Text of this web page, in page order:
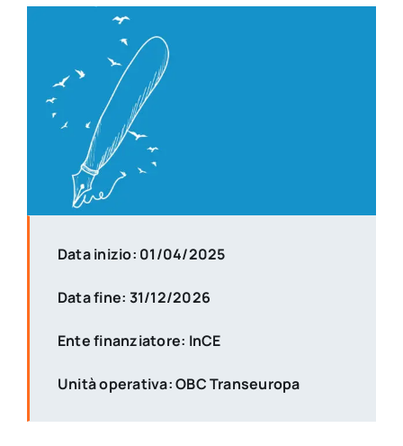
Data inizio: 01/04/2025
Data fine: 31/12/2026
Ente finanziatore: InCE
Unità operativa: OBC Transeuropa